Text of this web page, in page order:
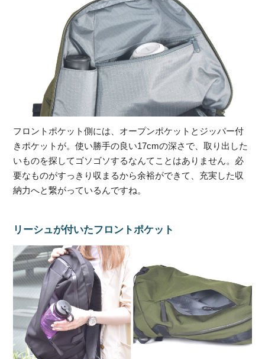
フロントポケット側には、オープンポケットとジッパー付
きポケットが。使い勝手の良い17cmの深さで、取り出した
いものを探してゴソゴソするなんてことはありません。必
要なものがすっきり収まるから余裕ができて、充実した収
納力へと繋がっているんですね。
リーシュが付いたフロントポケット